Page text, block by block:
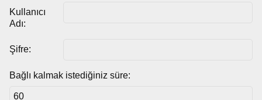
Kullanıcı
Adı:
Şifre:
Bağlı kalmak istediğiniz süre: